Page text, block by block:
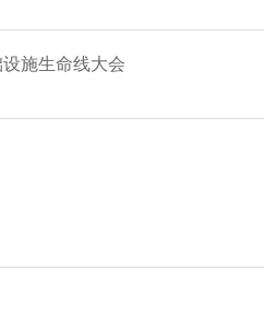
施生命线大会